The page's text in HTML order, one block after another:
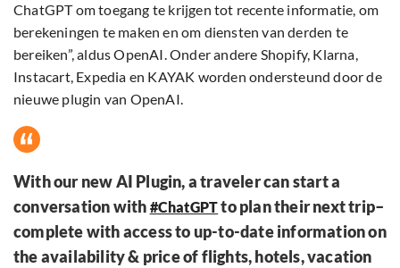
ChatGPT om toegang te krijgen tot recente informatie, om
berekeningen te maken en om diensten van derden te
bereiken”, aldus OpenAI. Onder andere Shopify, Klarna,
Instacart, Expedia en KAYAK worden ondersteund door de
nieuwe plugin van OpenAI.
With our new AI Plugin, a traveler can start a
conversation with #ChatGPTto plan their next trip–
complete with access to up-to-date information on
the availability & price of flights, hotels, vacation